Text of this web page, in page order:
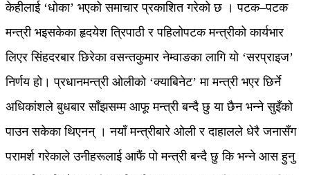
केहीलाई ‘धोका’ भएको समाचार प्रकाशित गरेको छ । पटक–पटक
मन्त्री भइसकेका हृदयेश त्रिपाठी र पहिलोपटक मन्त्रीको कार्यभार
लिएर सिंहदरबार छिरेका वसन्तकुमार नेम्वाङका लागि यो ‘सरप्राइज’
निर्णय हो। प्रधानमन्त्री ओलीको ‘क्याबिनेट’ मा मन्त्री भएर छिर्ने
अधिकांशले बुधबार साँझसम्म आफू मन्त्री बन्दै छु या छैन भन्ने सुइँको
पाउन सकेका थिएनन् । नयाँ मन्त्रीबारे ओली र दाहालले धेरै जनासँग
परामर्श गरेकाले उनीहरूलाई आफैं पो मन्त्री बन्दै छु कि भन्ने आस हुनु